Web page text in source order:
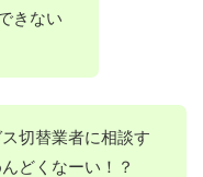
きない
切替業者に相談す
どくなーい！？